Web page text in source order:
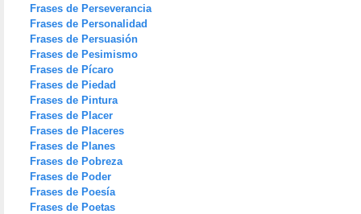
Frases de Perseverancia
Frases de Personalidad
Frases de Persuasión
Frases de Pesimismo
Frases de Pícaro
Frases de Piedad
Frases de Pintura
Frases de Placer
Frases de Placeres
Frases de Planes
Frases de Pobreza
Frases de Poder
Frases de Poesía
Frases de Poetas